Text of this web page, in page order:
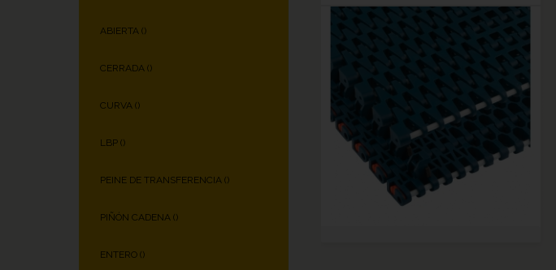
ABIERTA ()
CERRADA ()
CURVA ()
LBP ()
PEINE DE TRANSFERENCIA ()
PIÑÓN CADENA ()
ENTERO ()